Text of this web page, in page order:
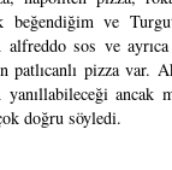
ve
alfreddo sos ve
pizza var.
ancak
doğru söyledi.